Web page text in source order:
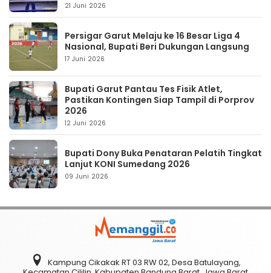
21 Juni 2026
Persigar Garut Melaju ke 16 Besar Liga 4
Nasional, Bupati Beri Dukungan Langsung
17 Juni 2026
Bupati Garut Pantau Tes Fisik Atlet,
Pastikan Kontingen Siap Tampil di Porprov
2026
12 Juni 2026
Bupati Dony Buka Penataran Pelatih Tingkat
Lanjut KONI Sumedang 2026
09 Juni 2026
Kampung Cikakak RT 03 RW 02, Desa Batulayang,